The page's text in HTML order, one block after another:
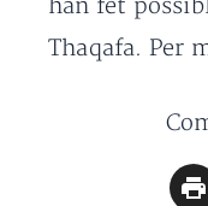
han fet
Thaqafa. Per